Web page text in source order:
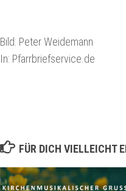
Bild: Peter Weidemann
In: Pfarrbriefservice.de
FÜR DICH VIELLEICHT